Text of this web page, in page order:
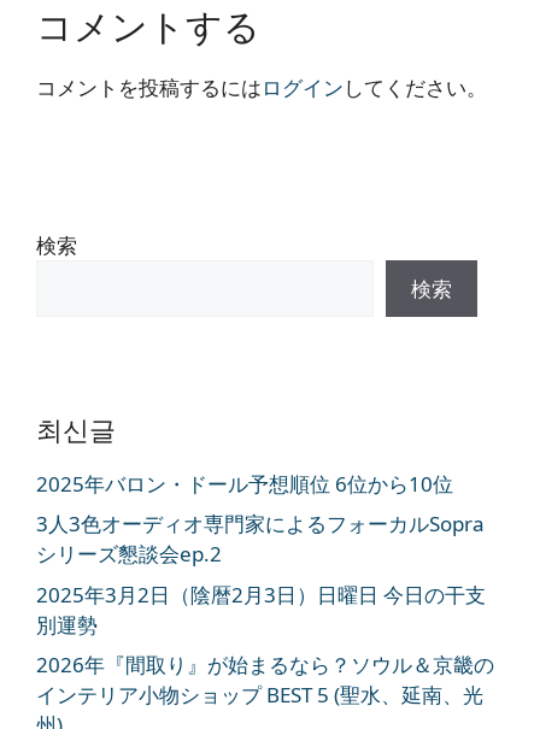
コメントする
コメントを投稿するにはログインしてください。
検索
検索
최신글
2025年バロン・ドール予想順位 6位から10位
3人3色オーディオ専門家によるフォーカルSopra
シリーズ懇談会ep.2
2025年3月2日（陰暦2月3日）日曜日 今日の干支
別運勢
2026年『間取り』が始まるなら？ソウル＆京畿の
インテリア小物ショップ BEST 5 (聖水、延南、光